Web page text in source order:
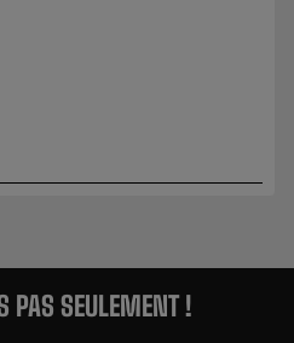
PAS SEULEMENT !